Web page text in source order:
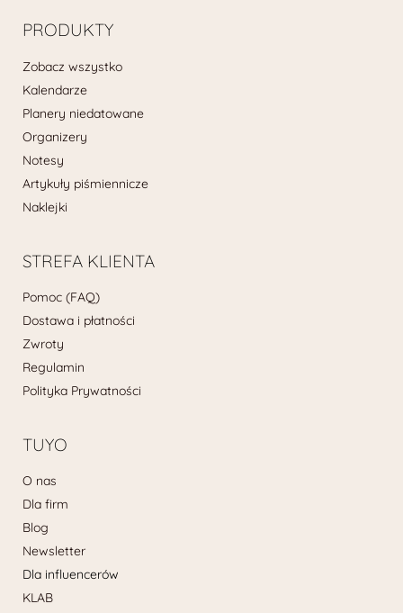
PRODUKTY
Zobacz wszystko
Kalendarze
Planery niedatowane
Organizery
Notesy
Artykuły piśmiennicze
Naklejki
STREFA KLIENTA
Pomoc (FAQ)
Dostawa i płatności
Zwroty
Regulamin
Polityka Prywatności
TUYO
O nas
Dla firm
Blog
Newsletter
Dla influencerów
KLAB